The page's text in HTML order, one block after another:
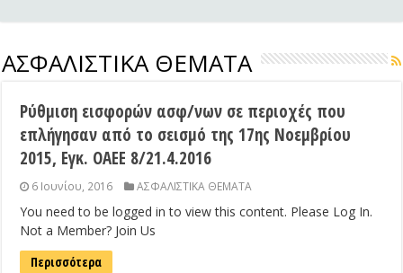
ΑΣΦΑΛΙΣΤΙΚΑ ΘΕΜΑΤΑ
Ρύθμιση εισφορών ασφ/νων σε περιοχές που
επλήγησαν από το σεισμό της 17ης Νοεμβρίου
2015, Εγκ. ΟΑΕΕ 8/21.4.2016
6 Ιουνίου, 2016 ΑΣΦΑΛΙΣΤΙΚΑ ΘΕΜΑΤΑ
You need to be logged in to view this content. Please Log In.
Not a Member? Join Us
Περισσότερα